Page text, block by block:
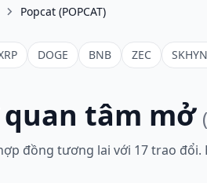
Popcat (POPCAT)
DOGE BNB ZEC
quan tâm mở
đồng tương lai với 17 trao đổi.